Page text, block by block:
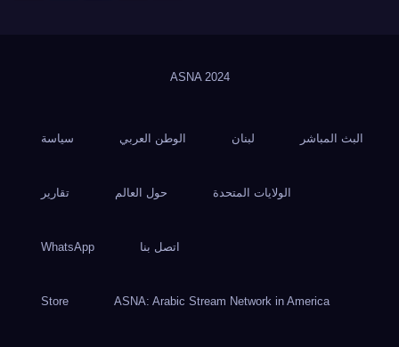
ASNA 2024
البث المباشر لبنان الوطن العربي سياسة
الولايات المتحدة حول العالم تقارير
اتصل بنا WhatsApp
ASNA: Arabic Stream Network in America
Store